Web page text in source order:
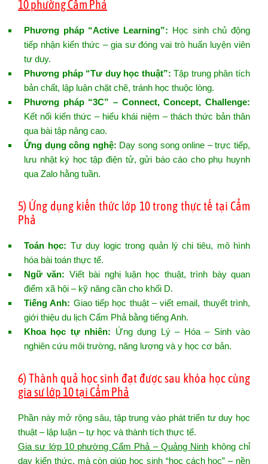
10 phường Cẩm Phả
Phương pháp “Active Learning”: Học sinh chủ động
tiếp nhận kiến thức – gia sư đóng vai trò huấn luyện viên
tư duy.
Phương pháp “Tư duy học thuật”: Tập trung phân tích
bản chất, lập luận chặt chẽ, tránh học thuộc lòng.
Phương pháp “3C” – Connect, Concept, Challenge:
Kết nối kiến thức – hiểu khái niệm – thách thức bản thân
qua bài tập nâng cao.
Ứng dụng công nghệ: Dạy song song online – trực tiếp,
lưu nhật ký học tập điện tử, gửi báo cáo cho phụ huynh
qua Zalo hằng tuần.
5) Ứng dụng kiến thức lớp 10 trong thực tế tại Cẩm
Phả
Toán học: Tư duy logic trong quản lý chi tiêu, mô hình
hóa bài toán thực tế.
Ngữ văn: Viết bài nghị luận học thuật, trình bày quan
điểm xã hội – kỹ năng cần cho khối D.
Tiếng Anh: Giao tiếp học thuật – viết email, thuyết trình,
giới thiệu du lịch Cẩm Phả bằng tiếng Anh.
Khoa học tự nhiên: Ứng dụng Lý – Hóa – Sinh vào
nghiên cứu môi trường, năng lượng và y học cơ bản.
6) Thành quả học sinh đạt được sau khóa học cùng
gia sư lớp 10 tại Cẩm Phả
Phần này mở rộng sâu, tập trung vào phát triển tư duy học
thuật – lập luận – tự học và thành tích thực tế.
Gia sư lớp 10 phường Cẩm Phả – Quảng Ninh không chỉ
dạy kiến thức, mà còn giúp học sinh “học cách học” – nền